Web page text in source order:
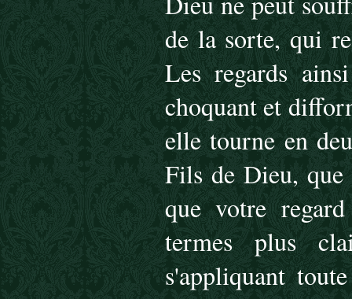
de la sorte, qui
Les regards
choquant et
elle tourne en
Fils de Dieu,
que votre
termes plus
s'appliquant